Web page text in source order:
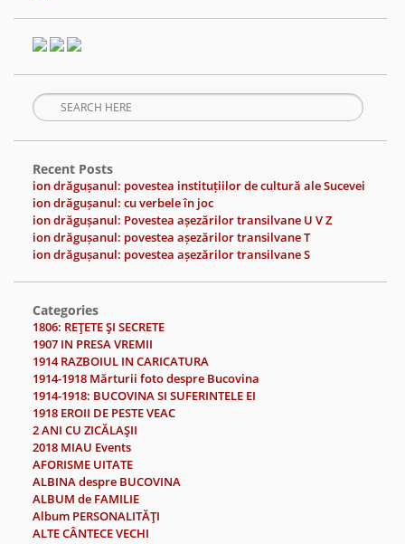
Recent Posts
ion drăgușanul: povestea instituțiilor de cultură ale Sucevei
ion drăgușanul: cu verbele în joc
ion drăgușanul: Povestea așezărilor transilvane U V Z
ion drăgușanul: povestea așezărilor transilvane T
ion drăgușanul: povestea așezărilor transilvane S
Categories
1806: REŢETE ŞI SECRETE
1907 IN PRESA VREMII
1914 RAZBOIUL IN CARICATURA
1914-1918 Mărturii foto despre Bucovina
1914-1918: BUCOVINA SI SUFERINTELE EI
1918 EROII DE PESTE VEAC
2 ANI CU ZICĂLAŞII
2018 MIAU Events
AFORISME UITATE
ALBINA despre BUCOVINA
ALBUM de FAMILIE
Album PERSONALITĂŢI
ALTE CÂNTECE VECHI